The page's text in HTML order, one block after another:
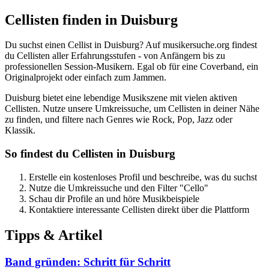
Cellisten finden in Duisburg
Du suchst einen Cellist in Duisburg? Auf musikersuche.org findest
du Cellisten aller Erfahrungsstufen - von Anfängern bis zu
professionellen Session-Musikern. Egal ob für eine Coverband, ein
Originalprojekt oder einfach zum Jammen.
Duisburg bietet eine lebendige Musikszene mit vielen aktiven
Cellisten. Nutze unsere Umkreissuche, um Cellisten in deiner Nähe
zu finden, und filtere nach Genres wie Rock, Pop, Jazz oder
Klassik.
So findest du Cellisten in Duisburg
Erstelle ein kostenloses Profil und beschreibe, was du suchst
Nutze die Umkreissuche und den Filter "Cello"
Schau dir Profile an und höre Musikbeispiele
Kontaktiere interessante Cellisten direkt über die Plattform
Tipps & Artikel
Band gründen: Schritt für Schritt